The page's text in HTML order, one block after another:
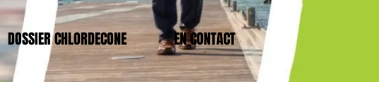
DOSSIER CHLORDECONE EN CONTACT